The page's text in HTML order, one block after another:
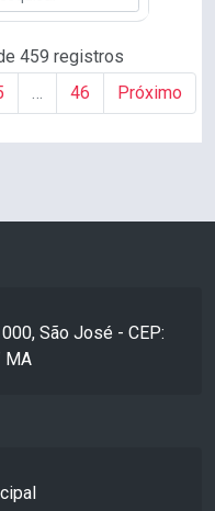
459 registros
46 Próximo
São José - CEP:
MA